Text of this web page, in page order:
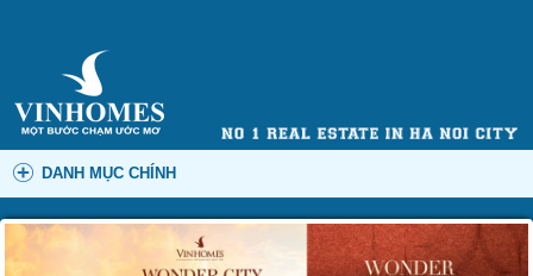
DANH MỤC CHÍNH